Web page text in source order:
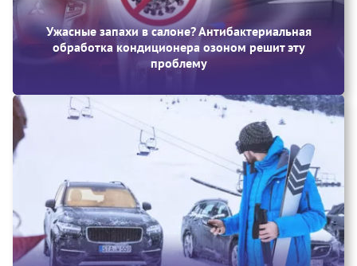
Ужасные запахи в салоне? Антибактериальная
обработка кондиционера озоном решит эту
проблему